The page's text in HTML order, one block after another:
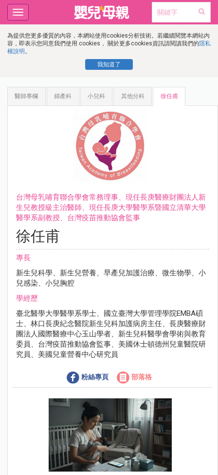
為提供您更多優質的內容，本網站使用cookies分析技術。若繼續閱覽本網站內
容，即表示您同意我們使用 cookies， 關於更多cookies資訊請閱讀我們的隱私
權說明 。
我知道了
Toggle
navigation
醫師專欄 婦產科 小兒科 其他分科 徐任甫
台灣母乳哺育聯合學會常務理事、現任長庚醫療財團法人新
生兒教授級主治醫師、現任長庚大學醫學系暨國立清華大學
醫學系副教授、台灣疫苗推動協會監事
徐任甫
專長
新生兒科學、新生兒營養、早產兒加護治療、微生物學、小
兒感染、小兒胸腔
學經歷
臺北醫學大學醫學系學士、國立臺灣大學管理學院EMBA碩
士、林口長庚紀念醫院新生兒科加護病房主任、長庚醫療財
團法人國際醫療中心玉山學者、新生兒科醫學會學術與教育
委員、台灣疫苗推動協會監事、美國休士頓德州兒童醫院研
究員、美國兒童營養中心研究員
粉絲專頁 部落格